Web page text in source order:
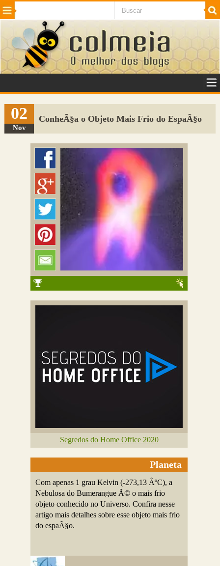
Beleza Cinema e TV
Internet Jogos NotÃ­cias SaÃºde
VeÃ­culos Adulto
Sugerir Link
Adicionar Blog
Colmeia Exchange
02
Nov
ConheÃ§a o Objeto Mais Frio do EspaÃ§o
Segredos do Home Office 2020
Planeta
Com apenas 1 grau Kelvin (-273,13 ÂºC), a
Nebulosa do Bumerangue Ã© o mais frio
objeto conhecido no Universo. Confira nesse
artigo mais detalhes sobre esse objeto mais frio
do espaÃ§o.